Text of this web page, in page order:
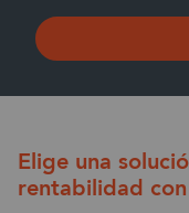
Elige una
rentabilidad